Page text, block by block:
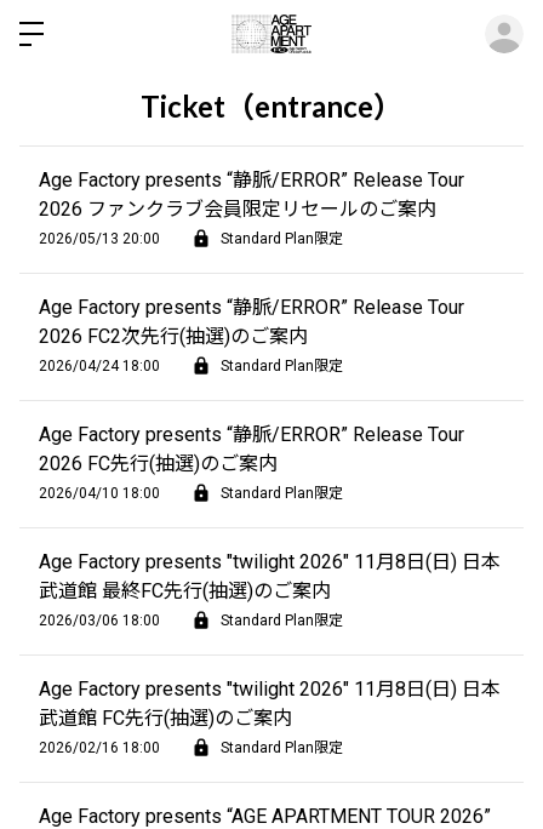
Ticket（entrance）
Age Factory presents “静脈/ERROR” Release Tour
2026 ファンクラブ会員限定リセールのご案内
2026/05/13 20:00 Standard Plan限定
Age Factory presents “静脈/ERROR” Release Tour
2026 FC2次先行(抽選)のご案内
2026/04/24 18:00 Standard Plan限定
Age Factory presents “静脈/ERROR” Release Tour
2026 FC先行(抽選)のご案内
2026/04/10 18:00 Standard Plan限定
Age Factory presents "twilight 2026" 11月8日(日) 日本
武道館 最終FC先行(抽選)のご案内
2026/03/06 18:00 Standard Plan限定
Age Factory presents "twilight 2026" 11月8日(日) 日本
武道館 FC先行(抽選)のご案内
2026/02/16 18:00 Standard Plan限定
Age Factory presents “AGE APARTMENT TOUR 2026”